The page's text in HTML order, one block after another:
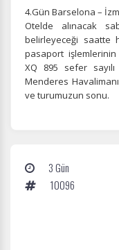
4.Gün Barselona –
Otelde alınacak
belirleyeceği saatte
pasaport işlemlerinin
XQ 895 sefer
Menderes
ve turumuzun sonu.
3 Gün
10096